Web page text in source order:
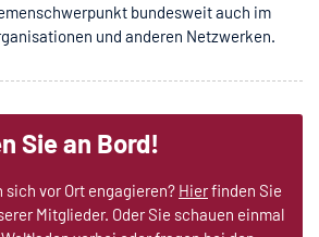
bundesweit auch im
und anderen Netzwerken.
Sie an Bord!
sich vor Ort engagieren? Hierfinden Sie
Mitglieder. Oder Sie schauen einmal